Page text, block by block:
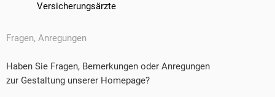
Versicherungsärzte
Fragen, Anregungen
Haben Sie Fragen, Bemerkungen oder Anregungen
zur Gestaltung unserer Homepage?